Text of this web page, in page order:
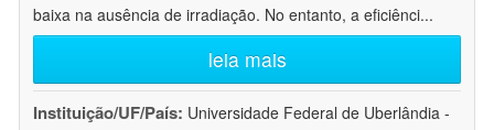
baixa na ausência de irradiação. No entanto, a eficiênci...
leia mais
Instituição/UF/País: Universidade Federal de Uberlândia -